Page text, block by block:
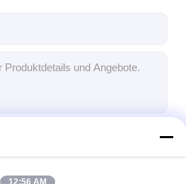
12:56 AM